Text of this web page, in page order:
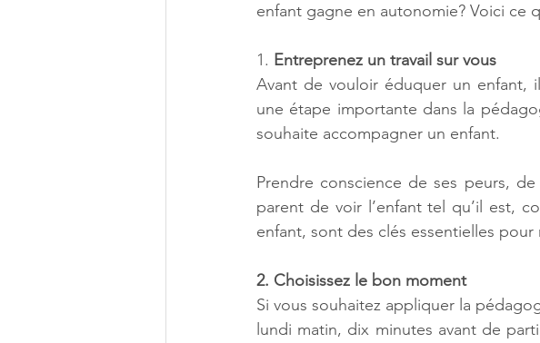
enfant gagne en autonomie? Voici ce
1. Entreprenez un travail sur vous
Avant de vouloir éduquer un enfant,
une étape importante dans la
souhaite accompagner un enfant.
Prendre conscience de ses peurs,
parent de voir l’enfant tel qu’il est,
enfant, sont des clés essentielles
2. Choisissez le bon moment
Si vous souhaitez appliquer la
lundi matin, dix minutes avant de